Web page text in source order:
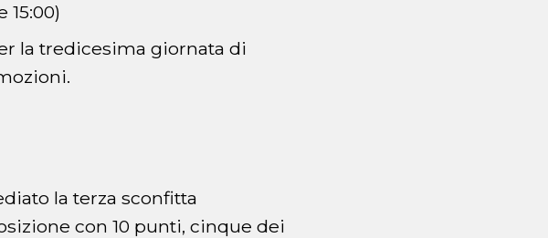
la tredicesima giornata di
la terza sconfitta
con 10 punti, cinque dei